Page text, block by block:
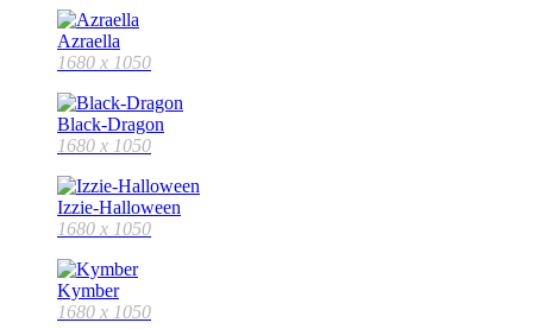
Azraella
1680 x 1050
Black-Dragon
1680 x 1050
Izzie-Halloween
1680 x 1050
Kymber
1680 x 1050